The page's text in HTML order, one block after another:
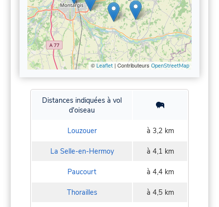
© Leaflet| Contributeurs OpenStreetMap
Distances indiquées à vol
d'oiseau
Louzouer à 3,2 km
La Selle-en-Hermoy à 4,1 km
Paucourt à 4,4 km
Thorailles à 4,5 km